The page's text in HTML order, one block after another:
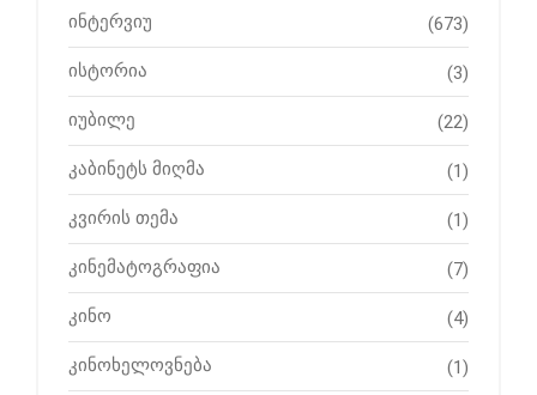
ინტერვიუ (673)
ისტორია (3)
იუბილე (22)
კაბინეტს მიღმა (1)
კვირის თემა (1)
კინემატოგრაფია (7)
კინო (4)
კინოხელოვნება (1)